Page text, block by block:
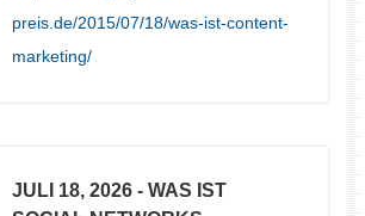
preis.de/2015/07/18/was-ist-content-
marketing/
JULI 18, 2026 - WAS IST